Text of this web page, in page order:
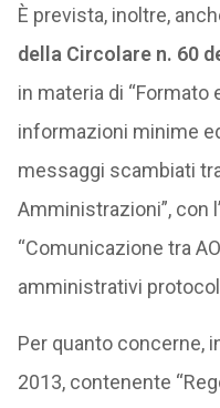
È prevista, inoltre,
della Circolare n. 60
in materia di
informazioni minime
messaggi scambiati
Amministrazioni”, con
“Comunicazione tra
amministrativi
Per quanto concerne,
2013, contenente